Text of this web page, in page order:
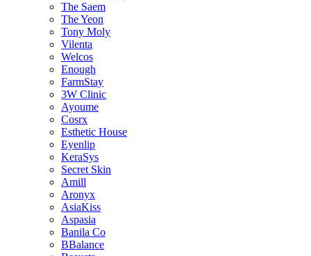
The Saem
The Yeon
Tony Moly
Vilenta
Welcos
Enough
FarmStay
3W Clinic
Ayoume
Cosrx
Esthetic House
Eyenlip
KeraSys
Secret Skin
Amill
Aronyx
AsiaKiss
Aspasia
Banila Co
BBalance